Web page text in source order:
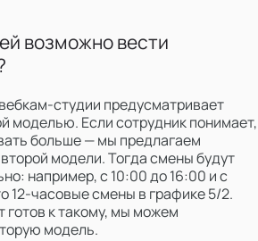
возможно вести
студии предусматривает
моделью. Если сотрудник понимает,
больше — мы предлагаем
модели. Тогда смены будут
например, с 10:00 до 16:00 и с
12-часовые смены в графике 5/2.
готов к такому, мы можем
модель.